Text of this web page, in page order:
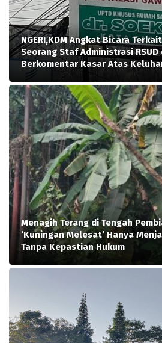
NGERI,KDM Angkat Bicara
Seorang Staf Administrasi
Berkomentar Kasar Atas
Menagih Terang di Tengah
‘Kuningan Melesat’ Hanya
Tanpa Kepastian Hukum